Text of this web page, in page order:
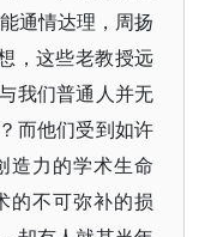
通情达理，周扬
，这些老教授远
我们普通人并无
而他们受到如许
造力的学术生命
的不可弥补的损